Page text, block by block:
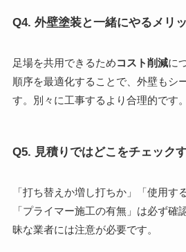
Q4. 外壁塗装と一緒にやるメリ
足場を共用できるためコスト削減に
順序を最適化することで、外壁もシ
す。別々に工事するより合理的です。
Q5. 見積りではどこをチェック
「打ち替えか増し打ちか」「使用す
「プライマー施工の有無」は必ず確
昧な業者には注意が必要です。